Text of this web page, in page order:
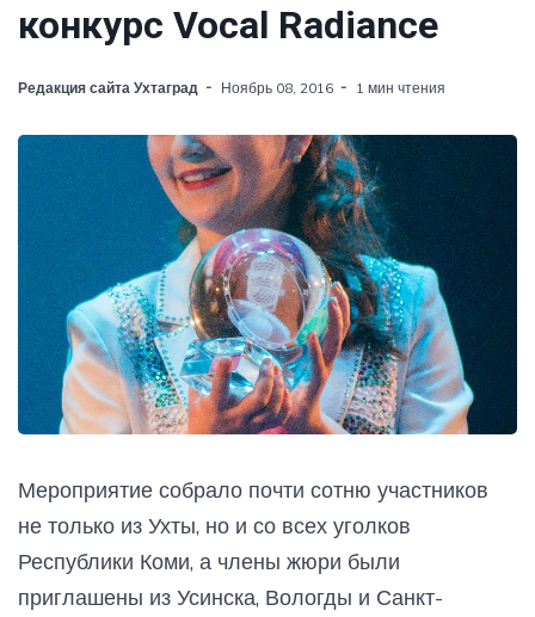
конкурс Vocal Radiance
Редакция сайта Ухтаград Ноябрь 08, 2016 1 мин чтения
Мероприятие собрало почти сотню участников
не только из Ухты, но и со всех уголков
Республики Коми, а члены жюри были
приглашены из Усинска, Вологды и Санкт-